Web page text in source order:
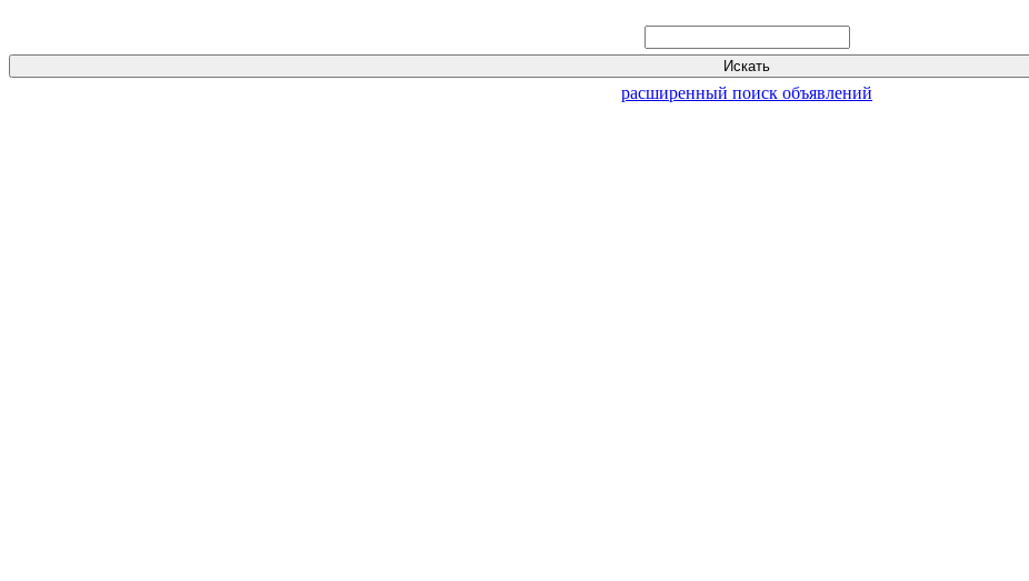
расширенный поиск объявлений